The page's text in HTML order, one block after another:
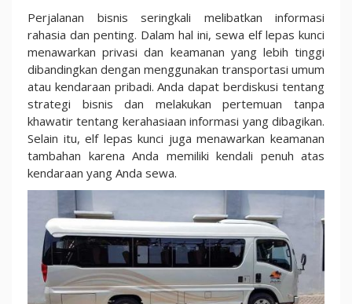
Perjalanan bisnis seringkali melibatkan informasi
rahasia dan penting. Dalam hal ini, sewa elf lepas kunci
menawarkan privasi dan keamanan yang lebih tinggi
dibandingkan dengan menggunakan transportasi umum
atau kendaraan pribadi. Anda dapat berdiskusi tentang
strategi bisnis dan melakukan pertemuan tanpa
khawatir tentang kerahasiaan informasi yang dibagikan.
Selain itu, elf lepas kunci juga menawarkan keamanan
tambahan karena Anda memiliki kendali penuh atas
kendaraan yang Anda sewa.